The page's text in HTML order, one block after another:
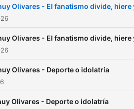
Olivares - El fanatismo divide, hiere
Olivares - El fanatismo divide, hiere
Olivares - Deporte o idolatría
Olivares - Deporte o idolatría